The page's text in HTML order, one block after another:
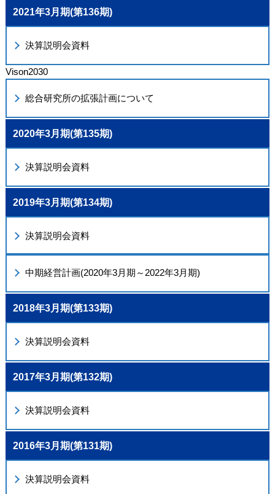
2021年3月期(第136期)
決算説明会資料
Vison2030
総合研究所の拡張計画について
2020年3月期(第135期)
決算説明会資料
2019年3月期(第134期)
決算説明会資料
中期経営計画(2020年3月期～2022年3月期)
2018年3月期(第133期)
決算説明会資料
2017年3月期(第132期)
決算説明会資料
2016年3月期(第131期)
決算説明会資料